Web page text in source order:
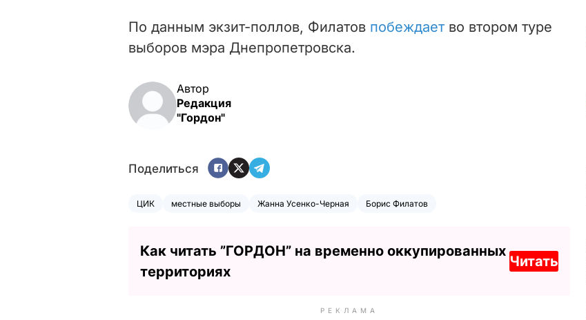
По данным экзит-поллов, Филатов побеждаетво втором туре
выборов мэра Днепропетровска.
Автор
Редакция
"Гордон"
Поделиться
ЦИК местные выборы Жанна Усенко-Черная Борис Филатов
Как читать ”ГОРДОН” на временно оккупированных
территориях
Читать
РЕКЛАМА